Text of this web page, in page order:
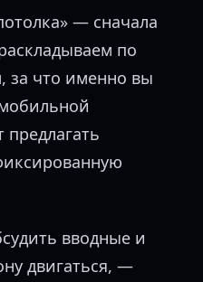
— сначала
по
за что именно вы
предлагать
вводные и
двигаться, —